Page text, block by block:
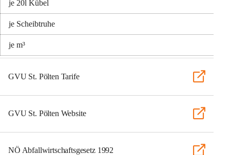
je 20l Kübel
je Scheibtruhe
je m³
GVU St. Pölten Tarife
GVU St. Pölten Website
NÖ Abfallwirtschaftsgesetz 1992